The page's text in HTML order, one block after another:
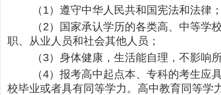
（1）遵守中华人民共和国宪法和法律
（2）国家承认学历的各类高、中等学
职、从业人员和社会其他人员；
（3）身体健康，生活能自理，不影响
（4）报考高中起点本、专科的考生应
校毕业或者具有同等学力。高中教育同等学